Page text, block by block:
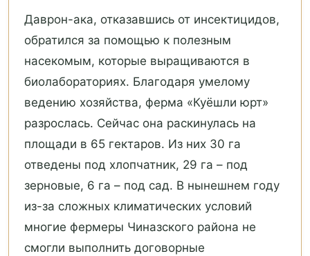
Даврон-ака, отказавшись от инсектицидов,
обратился за помощью к полезным
насекомым, которые выращиваются в
биолабораториях. Благодаря умелому
ведению хозяйства, ферма «Куёшли юрт»
разрослась. Сейчас она раскинулась на
площади в 65 гектаров. Из них 30 га
отведены под хлопчатник, 29 га – под
зерновые, 6 га – под сад. В нынешнем году
из-за сложных климатических условий
многие фермеры Чиназского района не
смогли выполнить договорные